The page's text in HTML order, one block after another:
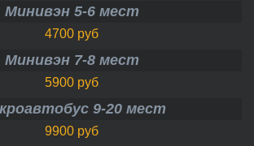
Минивэн 5-6 мест
4700 руб
Минивэн 7-8 мест
5900 руб
9-20 мест
9900 руб